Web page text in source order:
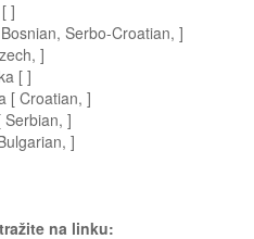
]
Serbo-Croatian, ]
]
[ ]
[ Croatian, ]
Serbian, ]
]
na linku: